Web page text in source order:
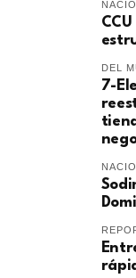
DEL
7-